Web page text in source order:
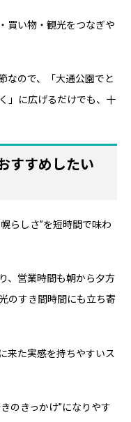
買い物・観光をつなぎや
なので、「大通公園でと
」に広げるだけでも、十
すすめしたい
らしさ”を短時間で味わ
、営業時間も朝から夕方
のすき間時間にも立ち寄
来た実感を持ちやすいス
のきっかけ”になりやす